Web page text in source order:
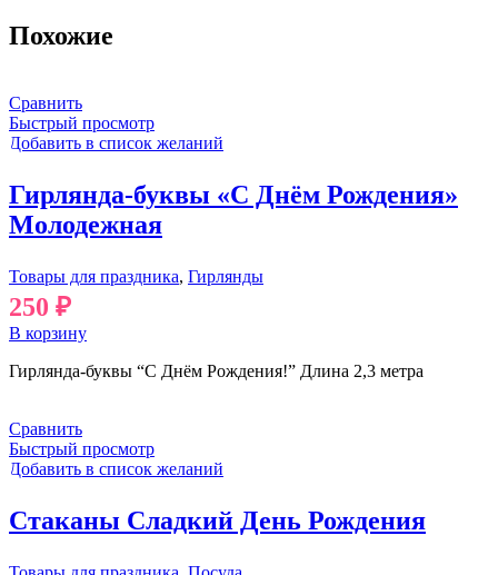
Похожие
Сравнить
Быстрый просмотр
Добавить в список желаний
Гирлянда-буквы «С Днём Рождения»
Молодежная
Товары для праздника, Гирлянды
250 ₽
В корзину
Гирлянда-буквы “С Днём Рождения!” Длина 2,3 метра
Сравнить
Быстрый просмотр
Добавить в список желаний
Стаканы Сладкий День Рождения